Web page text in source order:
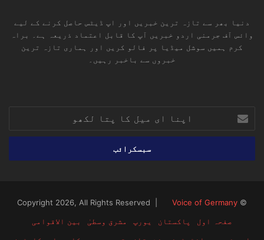
دنیا بھر سے تازہ ترین خبریں اور اپ ڈیٹس حاصل کرنے کے لیے
وائس آف جرمنی اردو خبریں آپ کا قابل اعتماد ذریعہ ہے۔ براہ
کرم ہمیں سوشل میڈیا پر فالو کریں اور ہماری تازہ ترین
خبروں سے باخبر رہیں۔
ای
میل
پتا
© Copyright 2026, All Rights Reserved |
Voice of Germany
صفحہ اول
پاکستان یورپ مشرق وسطیٰ
بین الاقوامی